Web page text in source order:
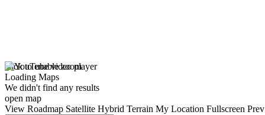
click to enable zoom
Loading Maps
We didn't find any results
open map
View Roadmap Satellite Hybrid Terrain My Location Fullscreen Prev